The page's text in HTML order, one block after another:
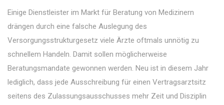
Einige Dienstleister im Markt für Beratung von Medizinern
drängen durch eine falsche Auslegung des
Versorgungsstrukturgesetz viele Ärzte oftmals unnötig zu
schnellem Handeln. Damit sollen möglicherweise
Beratungsmandate gewonnen werden. Neu ist in diesem Jahr
lediglich, dass jede Ausschreibung für einen Vertragsarztsitz
seitens des Zulassungsausschusses mehr Zeit und Disziplin